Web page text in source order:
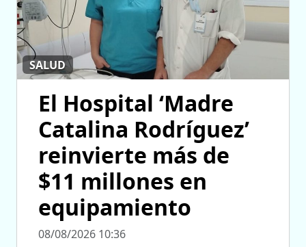
SALUD
El Hospital ‘Madre
Catalina Rodríguez’
reinvierte más de
$11 millones en
equipamiento
08/08/2026 10:36